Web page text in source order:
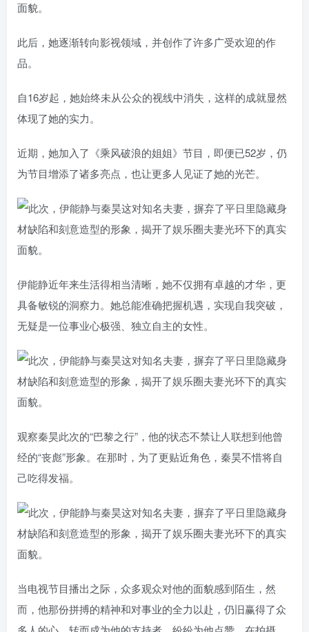
此后，她逐渐转向影视领域，并创作了许多广受欢迎的作
品。
自16岁起，她始终未从公众的视线中消失，这样的成就显然
体现了她的实力。
近期，她加入了《乘风破浪的姐姐》节目，即便已52岁，仍
为节目增添了诸多亮点，也让更多人见证了她的光芒。
伊能静近年来生活得相当清晰，她不仅拥有卓越的才华，更
具备敏锐的洞察力。她总能准确把握机遇，实现自我突破，
无疑是一位事业心极强、独立自主的女性。
观察秦昊此次的“巴黎之行”，他的状态不禁让人联想到他曾
经的“丧彪”形象。在那时，为了更贴近角色，秦昊不惜将自
己吃得发福。
当电视节目播出之际，众多观众对他的面貌感到陌生，然
而，他那份拼搏的精神和对事业的全力以赴，仍旧赢得了众